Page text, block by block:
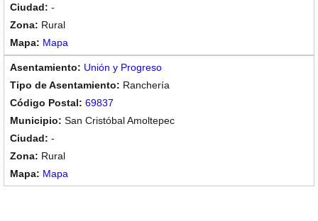
-
Rural
Mapa
Unión y Progreso
Ranchería
69837
San Cristóbal Amoltepec
-
Rural
Mapa